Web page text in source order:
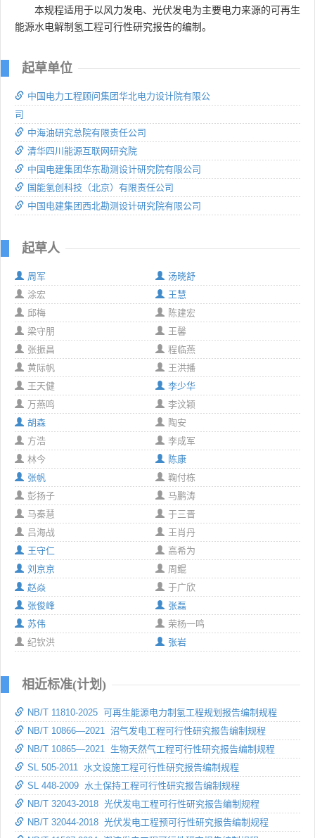
本规程适用于以风力发电、光伏发电为主要电力来源的可再生
能源水电解制氢工程可行性研究报告的编制。
起草单位
中国电力工程顾问集团华北电力设计院有限公
司
中海油研究总院有限责任公司
清华四川能源互联网研究院
中国电建集团华东勘测设计研究院有限公司
国能氢创科技（北京）有限责任公司
中国电建集团西北勘测设计研究院有限公司
起草人
周军
汤晓舒
涂宏
王慧
邱梅
陈建宏
梁守朋
王馨
张振昌
程临燕
黄际帆
王洪播
王天健
李少华
万燕鸣
李汶颖
胡森
陶安
方浩
李成军
林今
陈康
张帆
鞠付栋
彭扬子
马鹏涛
马秦慧
于三晋
吕海战
王肖丹
王守仁
高希为
刘京京
周鲲
赵焱
于广欣
张俊峰
张磊
苏伟
荣杨一鸣
纪钦洪
张岩
相近标准(计划)
NB/T 11810-2025 可再生能源电力制氢工程规划报告编制规程
NB/T 10866—2021 沼气发电工程可行性研究报告编制规程
NB/T 10865—2021 生物天然气工程可行性研究报告编制规程
SL 505-2011 水文设施工程可行性研究报告编制规程
SL 448-2009 水土保持工程可行性研究报告编制规程
NB/T 32043-2018 光伏发电工程可行性研究报告编制规程
NB/T 32044-2018 光伏发电工程预可行性研究报告编制规程